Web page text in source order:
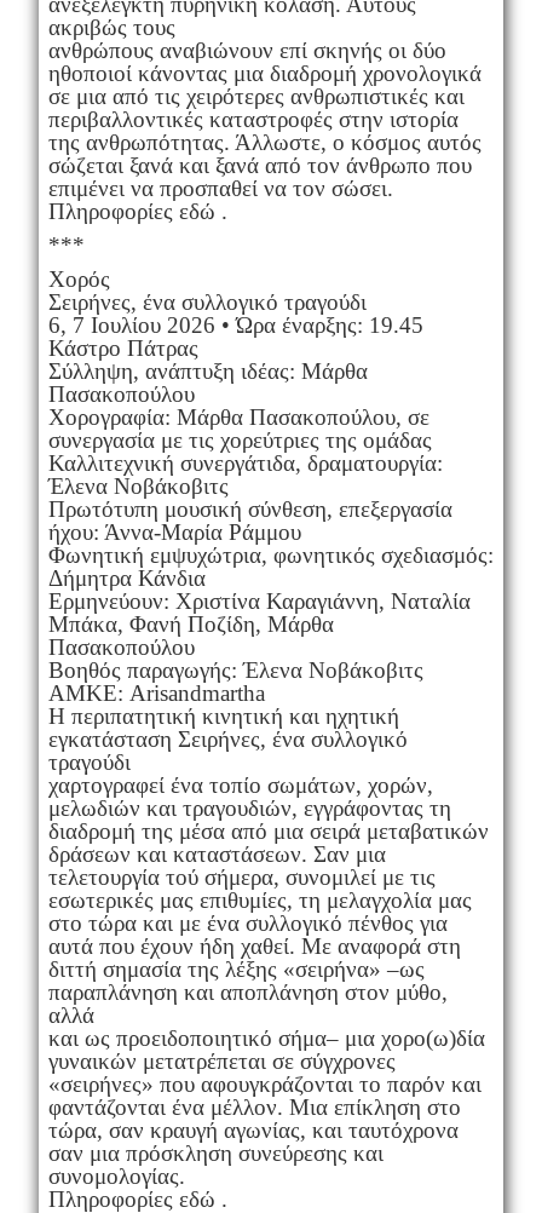
ακριβώς τους
ανθρώπους αναβιώνουν επί σκηνής οι δύο
ηθοποιοί κάνοντας μια διαδρομή χρονολογικά
σε μια από τις χειρότερες ανθρωπιστικές και
περιβαλλοντικές καταστροφές στην ιστορία
της ανθρωπότητας. Άλλωστε, ο κόσμος αυτός
σώζεται ξανά και ξανά από τον άνθρωπο που
επιμένει να προσπαθεί να τον σώσει.
Πληροφορίες εδώ .
***
Χορός
Σειρήνες, ένα συλλογικό τραγούδι
6, 7 Ιουλίου 2026 • Ώρα έναρξης: 19.45
Κάστρο Πάτρας
Σύλληψη, ανάπτυξη ιδέας: Μάρθα
Πασακοπούλου
Χορογραφία: Μάρθα Πασακοπούλου, σε
συνεργασία με τις χορεύτριες της ομάδας
Καλλιτεχνική συνεργάτιδα, δραματουργία:
Έλενα Νοβάκοβιτς
Πρωτότυπη μουσική σύνθεση, επεξεργασία
ήχου: Άννα-Μαρία Ράμμου
Φωνητική εμψυχώτρια, φωνητικός σχεδιασμός:
Δήμητρα Κάνδια
Ερμηνεύουν: Χριστίνα Καραγιάννη, Ναταλία
Μπάκα, Φανή Ποζίδη, Μάρθα
Πασακοπούλου
Βοηθός παραγωγής: Έλενα Νοβάκοβιτς
ΑΜΚΕ: Arisandmartha
Η περιπατητική κινητική και ηχητική
εγκατάσταση Σειρήνες, ένα συλλογικό
τραγούδι
χαρτογραφεί ένα τοπίο σωμάτων, χορών,
μελωδιών και τραγουδιών, εγγράφοντας τη
διαδρομή της μέσα από μια σειρά μεταβατικών
δράσεων και καταστάσεων. Σαν μια
τελετουργία τού σήμερα, συνομιλεί με τις
εσωτερικές μας επιθυμίες, τη μελαγχολία μας
στο τώρα και με ένα συλλογικό πένθος για
αυτά που έχουν ήδη χαθεί. Με αναφορά στη
διττή σημασία της λέξης «σειρήνα» –ως
παραπλάνηση και αποπλάνηση στον μύθο,
αλλά
και ως προειδοποιητικό σήμα– μια χορο(ω)δία
γυναικών μετατρέπεται σε σύγχρονες
«σειρήνες» που αφουγκράζονται το παρόν και
φαντάζονται ένα μέλλον. Μια επίκληση στο
τώρα, σαν κραυγή αγωνίας, και ταυτόχρονα
σαν μια πρόσκληση συνεύρεσης και
συνομολογίας.
Πληροφορίες εδώ .